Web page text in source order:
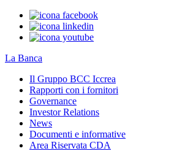
La Banca
Il Gruppo BCC Iccrea
Rapporti con i fornitori
Governance
Investor Relations
News
Documenti e informative
Area Riservata CDA